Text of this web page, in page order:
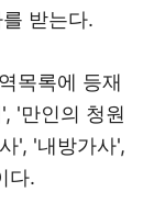
받는다.
목록에 등재
'만인의 청원
', '내방가사',
다.